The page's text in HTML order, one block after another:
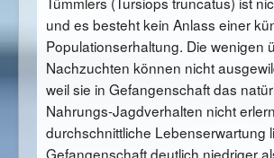
und es besteht kein Anlass einer
Populationserhaltung. Die wenigen
Nachzuchten können nicht
weil sie in Gefangenschaft das
Nahrungs-Jagdverhalten nicht
durchschnittliche Lebenserwartung
Gefangenschaft deutlich niedriger